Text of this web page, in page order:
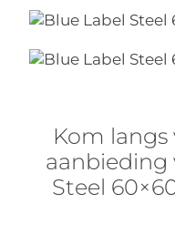
Kom langs
aanbieding
Steel